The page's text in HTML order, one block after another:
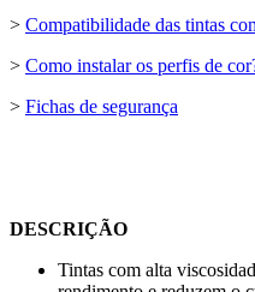
> Compatibilidade das tintas
> Como instalar os perfis de
> Fichas de segurança
DESCRIÇÃO
Tintas com alta